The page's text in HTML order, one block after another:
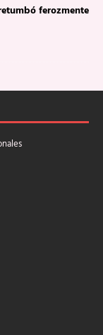
ferozmente